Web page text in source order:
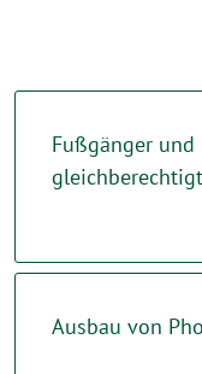
Fußgänger und
Ausbau von